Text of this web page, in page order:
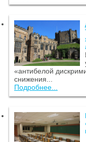
«антибелой
снижения...
Подробнее...